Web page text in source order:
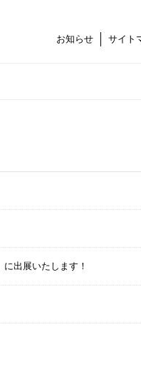
お知らせ サイト
出展いたします！